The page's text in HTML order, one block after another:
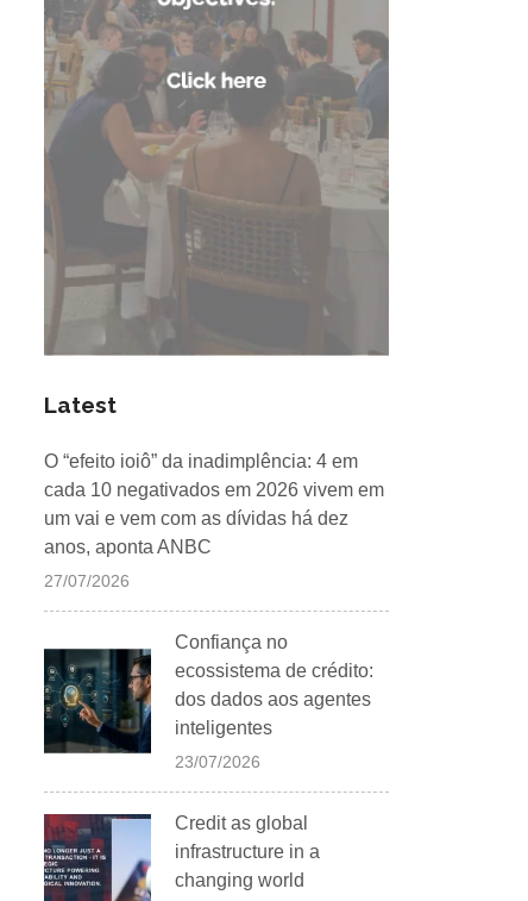
Latest
O “efeito ioiô” da inadimplência: 4 em
cada 10 negativados em 2026 vivem em
um vai e vem com as dívidas há dez
anos, aponta ANBC
27/07/2026
Confiança no
ecossistema de crédito:
dos dados aos agentes
inteligentes
23/07/2026
Credit as global
infrastructure in a
changing world